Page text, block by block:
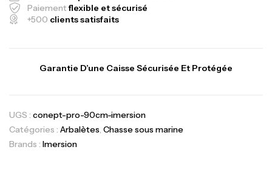
Paiementflexible et sécurisé
+500 clients satisfaits
Garantie D’une Caisse Sécurisée Et Protégée
UGS : conept-pro-90cm-imersion
Catégories : Arbalètes, Chasse sous marine
Brands : Imersion